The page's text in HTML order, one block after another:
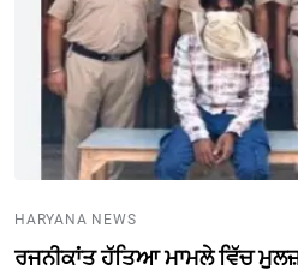
HARYANA NEWS
ਰਜਨੀਕਾਂਤ ਹੱਤਿਆ ਮਾਮਲੇ ਵਿੱਚ